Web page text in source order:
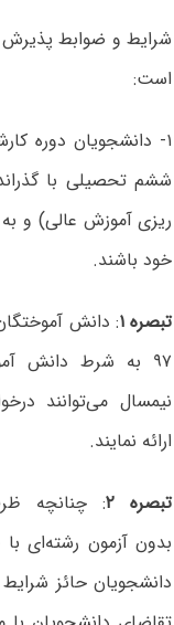
است:
ششم تحصیلی با
خود باشند.
تبصره ۱ : دانش
نیمسال می‌توانند
ارائه نمایند.
تبصره ۲
: چنانچه
دانشجویان حائز